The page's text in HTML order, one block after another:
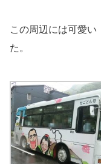
この周辺には可愛い
た。